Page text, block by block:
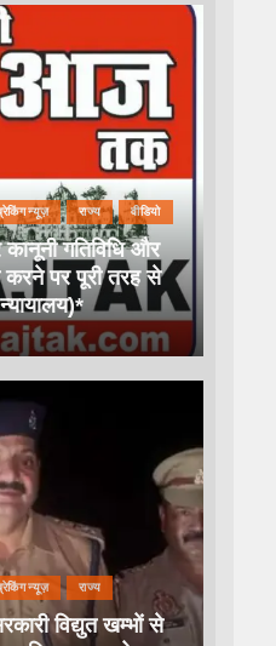
न्यूज़ राज्य वीडियो
गतिविधि और
करने पर पूरी तरह से
न्यूज़ राज्य
विद्युत खम्भों से